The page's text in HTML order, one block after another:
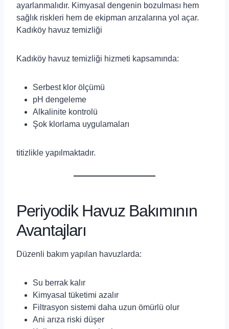
ayarlanmalıdır. Kimyasal dengenin bozulması hem
sağlık riskleri hem de ekipman arızalarına yol açar.
Kadıköy havuz temizliği
Kadıköy havuz temizliği hizmeti kapsamında:
Serbest klor ölçümü
pH dengeleme
Alkalinite kontrolü
Şok klorlama uygulamaları
titizlikle yapılmaktadır.
Periyodik Havuz Bakımının
Avantajları
Düzenli bakım yapılan havuzlarda:
Su berrak kalır
Kimyasal tüketimi azalır
Filtrasyon sistemi daha uzun ömürlü olur
Ani arıza riski düşer